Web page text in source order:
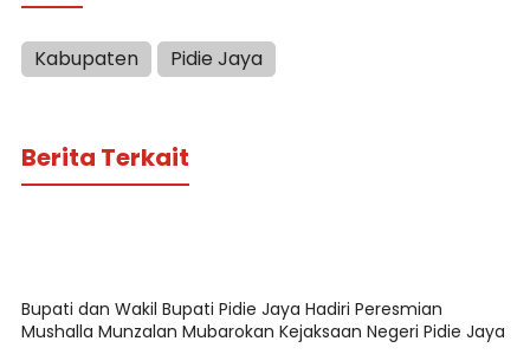
Kabupaten Pidie Jaya
Berita Terkait
Bupati dan Wakil Bupati Pidie Jaya Hadiri Peresmian
Mushalla Munzalan Mubarokan Kejaksaan Negeri Pidie Jaya